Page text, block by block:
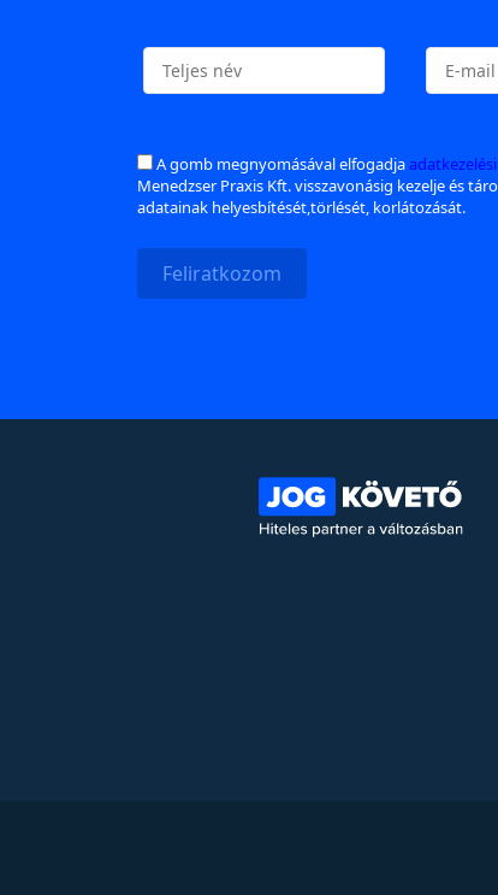
A gomb megnyomásával elfogadja
Menedzser Praxis Kft. visszavonásig kezelje és
adatainak helyesbítését,törlését, korlátozását.
Feliratkozom